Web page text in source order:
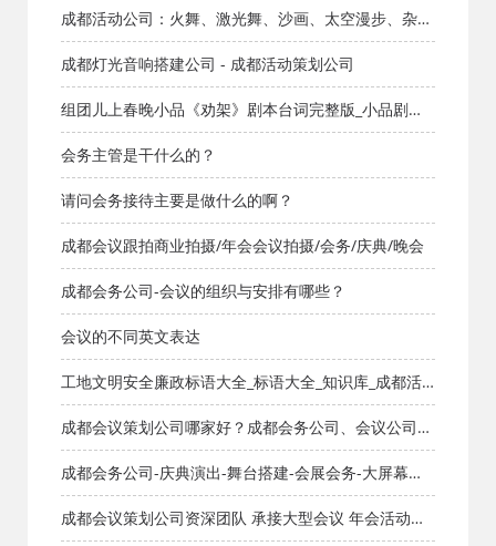
成都活动公司：火舞、激光舞、沙画、太空漫步、杂
技，主持人 - 成都活动策划公司
成都灯光音响搭建公司 - 成都活动策划公司
组团儿上春晚小品《劝架》剧本台词完整版_小品剧本
库_知识库_成都活动公司网_策划网_方案网_文案网_文
档网
会务主管是干什么的？
请问会务接待主要是做什么的啊？
成都会议跟拍商业拍摄/年会会议拍摄/会务/庆典/晚会
成都会务公司-会议的组织与安排有哪些？
会议的不同英文表达
工地文明安全廉政标语大全_标语大全_知识库_成都活
动公司网-策划网,方案网,网站策划,网站计划,策划的爱
成都会议策划公司哪家好？成都会务公司、会议公司推
荐：红星活动专业承办新闻发布会与招商会
成都会务公司-庆典演出-舞台搭建-会展会务-大屏幕灯
光模特礼仪
成都会议策划公司资深团队 承接大型会议 年会活动策